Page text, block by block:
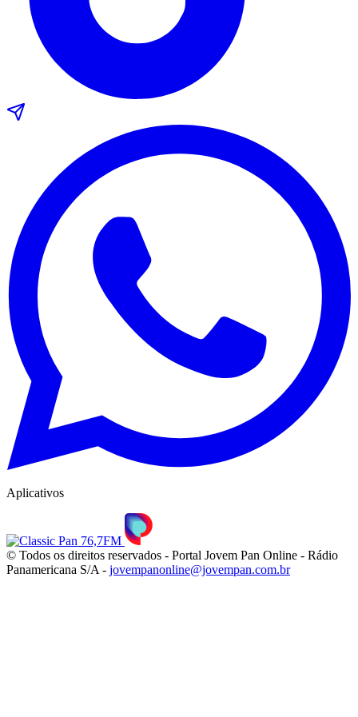
Aplicativos
© Todos os direitos reservados - Portal Jovem Pan Online - Rádio
Panamericana S/A - jovempanonline@jovempan.com.br